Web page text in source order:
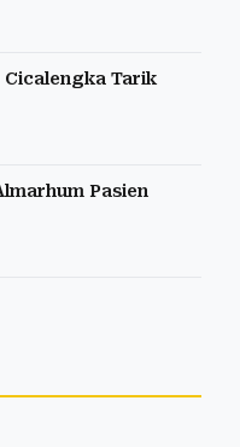
Cicalengka Tarik
Pasien